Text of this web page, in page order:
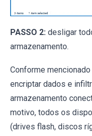
PASSO 2: desligar
armazenamento.
Conforme
encriptar dados e
armazenamento
motivo, todos os
(drives flash, discos